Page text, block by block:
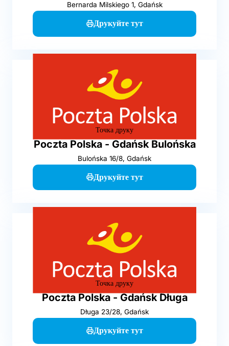
Bernarda Milskiego 1, Gdańsk
Друкуйте тут
Точка друку
Poczta Polska - Gdańsk Bulońska
Bulońska 16/8, Gdańsk
Друкуйте тут
Точка друку
Poczta Polska - Gdańsk Długa
Długa 23/28, Gdańsk
Друкуйте тут